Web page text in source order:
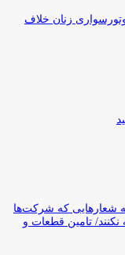
زنان خلاف
شعارهایی که شرکت‌ها
تامین قطعات و